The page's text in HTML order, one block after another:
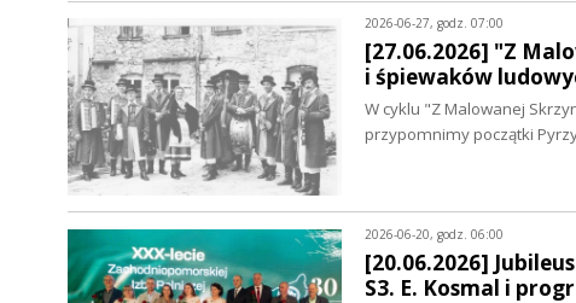
2026-06-27, godz. 07:00
[27.06.2026] "Z
i śpiewaków
W cyklu "Z Malowanej
przypomnimy początki
2026-06-20, godz. 06:00
[20.06.2026]
S3. E. Kosmal i